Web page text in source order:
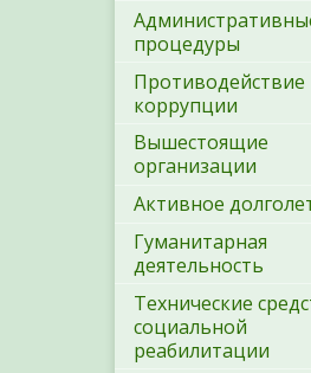
процедуры
Противодействие
коррупции
Вышестоящие
организации
Активное
Гуманитарная
деятельность
Технические
социальной
реабилитации